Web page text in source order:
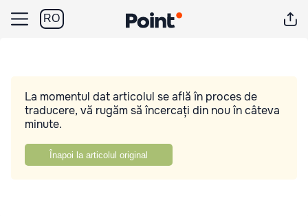
RO
La momentul dat articolul se află în proces de
traducere, vă rugăm să încercați din nou în câteva
minute.
Înapoi la articolul original